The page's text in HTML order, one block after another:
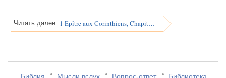
Читать далее: 1 Epître aux Corinthiens, Chapitre 4